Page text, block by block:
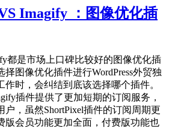
Imagify ：图像优化插
都是市场上口碑比较好的图像优化插
图像优化插件进行WordPress外贸独
作时，会纠结到底该选择哪个插件。
插件提供了更加短期的订阅服务，
户，虽然ShortPixel插件的订阅周期更
版会员功能更加全面，付费版功能也